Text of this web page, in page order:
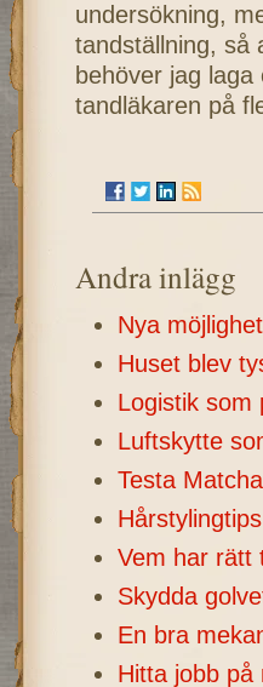
undersökning,
tandställning, så
behöver jag
tandläkaren på
Andra inlägg
Nya
Huset blev
Logistik som
Luftskytte
Testa
Vem har rätt
Skydda
En bra
Hitta jobb på